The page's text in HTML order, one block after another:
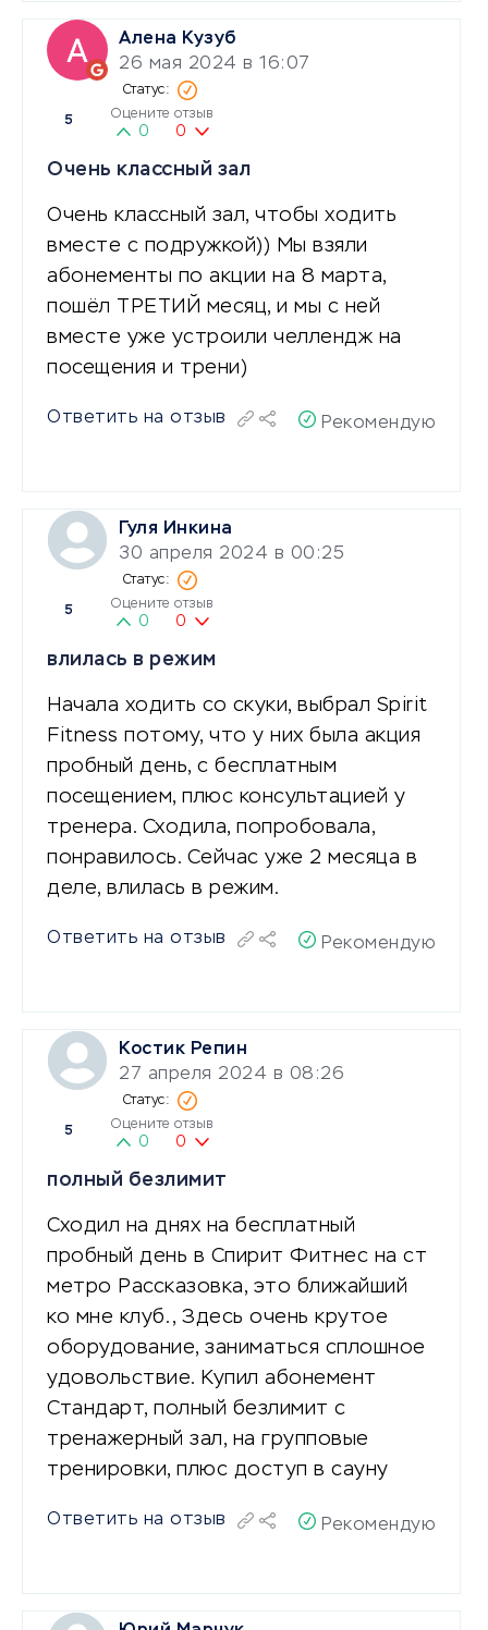
Алена Кузуб
26 мая 2024 в 16:07
5 Оцените отзыв
0 0
Очень классный зал
Очень классный зал, чтобы ходить
вместе с подружкой)) Мы взяли
абонементы по акции на 8 марта,
пошёл ТРЕТИЙ месяц, и мы с ней
вместе уже устроили челлендж на
посещения и трени)
Ответить на отзыв Рекомендую
Гуля Инкина
30 апреля 2024 в 00:25
5 Оцените отзыв
0 0
влилась в режим
Начала ходить со скуки, выбрал Spirit
Fitness потому, что у них была акция
пробный день, с бесплатным
посещением, плюс консультацией у
тренера. Сходила, попробовала,
понравилось. Сейчас уже 2 месяца в
деле, влилась в режим.
Ответить на отзыв Рекомендую
Костик Репин
27 апреля 2024 в 08:26
5 Оцените отзыв
0 0
полный безлимит
Сходил на днях на бесплатный
пробный день в Спирит Фитнес на ст
метро Рассказовка, это ближайший
ко мне клуб., Здесь очень крутое
оборудование, заниматься сплошное
удовольствие. Купил абонемент
Стандарт, полный безлимит с
тренажерный зал, на групповые
тренировки, плюс доступ в сауну
Ответить на отзыв Рекомендую